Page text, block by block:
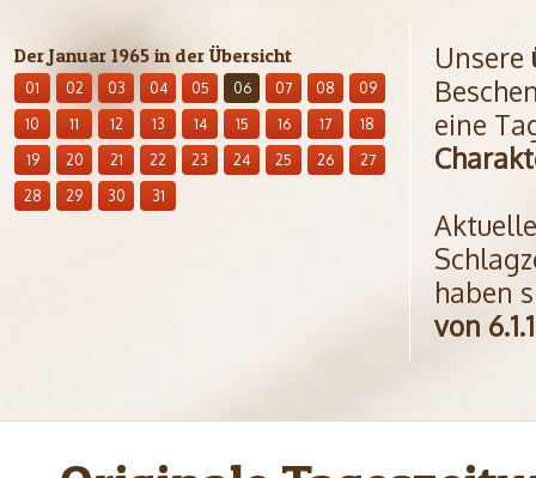
Der Januar 1965 in der Übersicht
01 02 03 04 05 06 07 08
09
10
11 12 13 14 15 16 17
18
19
20 21 22 23 24 25 26
27
28
29 30 31
Unsere
eine
haben
von